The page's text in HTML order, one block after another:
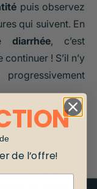
puis observez
qui suivent. En
diarrhée, c’est
continuer ! S’il n’y
la
de l’offre!